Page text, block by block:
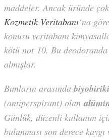
maddeler. Ancak üründe
Kozmetik Veritabanı‘na
konusu veritabanı
kötü not 10. Bu
almışlar.
Bunların arasında
(antiperspirant) olan
Günlük, düzenli kullanım
bulunması son derece